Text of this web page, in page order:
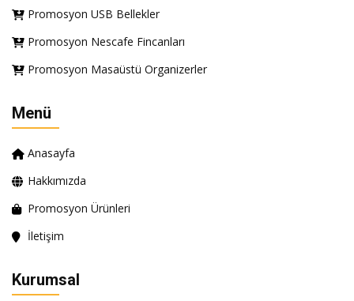
Promosyon USB Bellekler
Promosyon Nescafe Fincanları
Promosyon Masaüstü Organizerler
Menü
Anasayfa
Hakkımızda
Promosyon Ürünleri
İletişim
Kurumsal